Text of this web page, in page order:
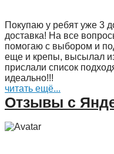
Покупаю у ребят уже 3
доставка! На все
помогаю с выбором и
еще и крепы, высылал
прислали список
идеально!!!
читать ещё...
Отзывы с